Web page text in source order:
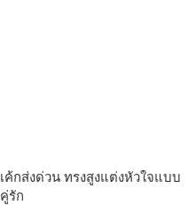
เค้กส่งด่วน ทรงสูงแต่งหัวใจแบบ
คู่รัก